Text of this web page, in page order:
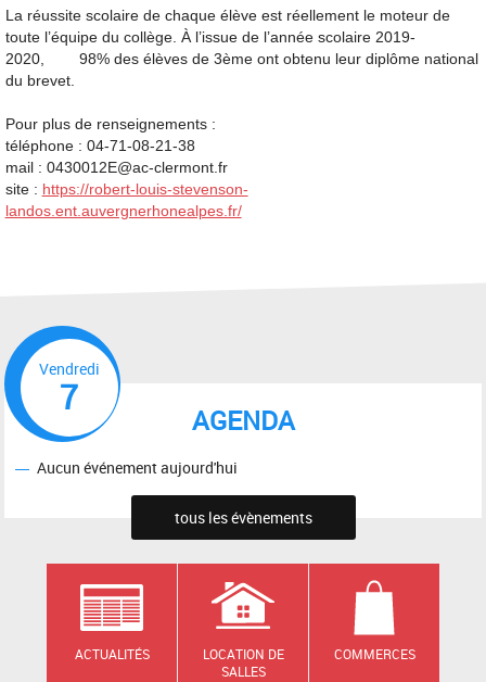
La réussite scolaire de chaque élève est réellement le moteur de
toute l’équipe du collège. À l’issue de l’année scolaire 2019-
2020, 98% des élèves de 3ème ont obtenu leur diplôme national
du brevet.
Pour plus de renseignements :
téléphone : 04-71-08-21-38
mail : 0430012E@ac-clermont.fr
site : https://robert-louis-stevenson-
landos.ent.auvergnerhonealpes.fr/
AGENDA
Vendredi
7
Aucun événement aujourd'hui
tous les évènements
ACTUALITÉS
LOCATION DE
SALLES
COMMERCES